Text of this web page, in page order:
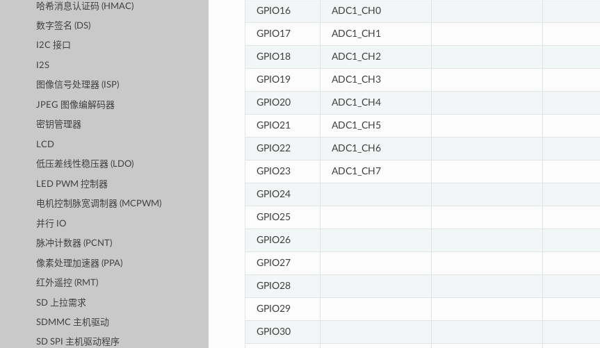
哈希消息认证码 (HMAC)
数字签名 (DS)
I2C 接口
I2S
图像信号处理器 (ISP)
JPEG 图像编解码器
密钥管理器
LCD
低压差线性稳压器 (LDO)
LED PWM 控制器
电机控制脉宽调制器 (MCPWM)
并行 IO
脉冲计数器 (PCNT)
像素处理加速器 (PPA)
红外遥控 (RMT)
SD 上拉需求
SDMMC 主机驱动
SD SPI 主机驱动程序
GPIO16 ADC1_CH0
GPIO17 ADC1_CH1
GPIO18 ADC1_CH2
GPIO19 ADC1_CH3
GPIO20 ADC1_CH4
GPIO21 ADC1_CH5
GPIO22 ADC1_CH6
GPIO23 ADC1_CH7
GPIO24
GPIO25
GPIO26
GPIO27
GPIO28
GPIO29
GPIO30